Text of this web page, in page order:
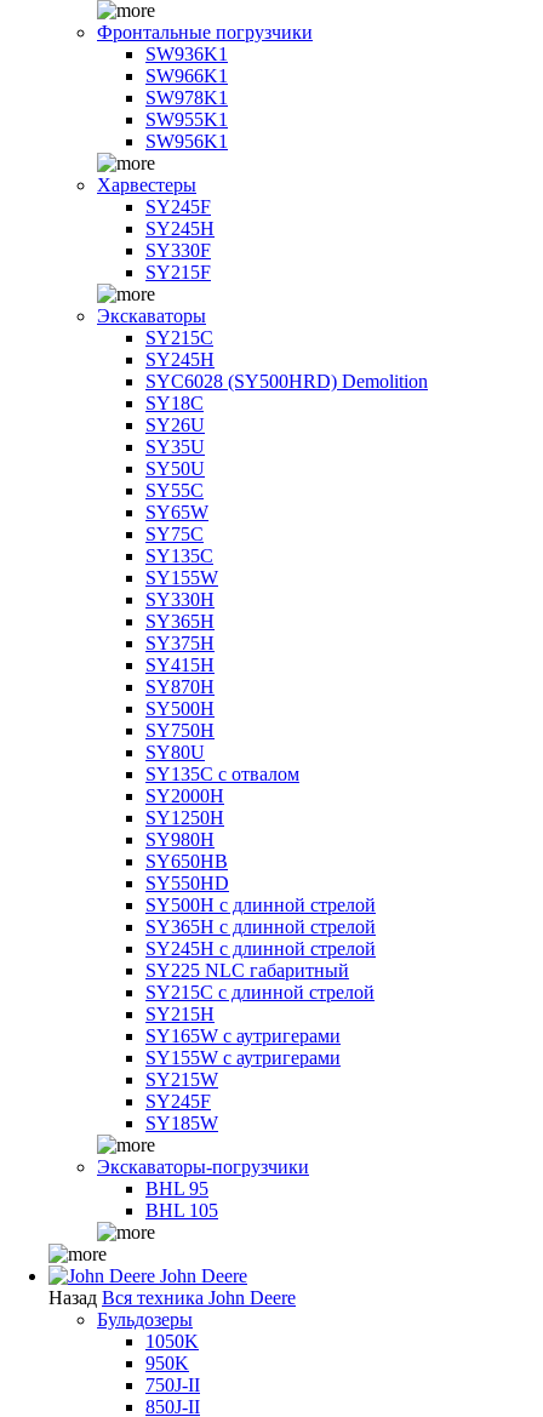
Фронтальные погрузчики
SW936K1
SW966K1
SW978K1
SW955K1
SW956K1
Харвестеры
SY245F
SY245H
SY330F
SY215F
Экскаваторы
SY215C
SY245H
SYC6028 (SY500HRD) Demolition
SY18C
SY26U
SY35U
SY50U
SY55C
SY65W
SY75C
SY135C
SY155W
SY330H
SY365H
SY375H
SY415H
SY870H
SY500H
SY750H
SY80U
SY135C с отвалом
SY2000H
SY1250H
SY980H
SY650HB
SY550HD
SY500H с длинной стрелой
SY365H с длинной стрелой
SY245H с длинной стрелой
SY225 NLC габаритный
SY215C с длинной стрелой
SY215H
SY165W с аутригерами
SY155W с аутригерами
SY215W
SY245F
SY185W
Экскаваторы-погрузчики
BHL 95
BHL 105
John Deere
Назад Вся техника John Deere
Бульдозеры
1050K
950K
750J-II
850J-II